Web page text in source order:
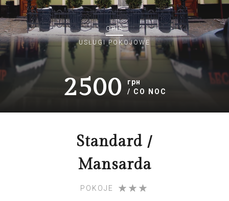
OPIS
USŁUGI POKOJOWE
2500
грн
/ CO NOC
Standard /
Mansarda
POKOJE